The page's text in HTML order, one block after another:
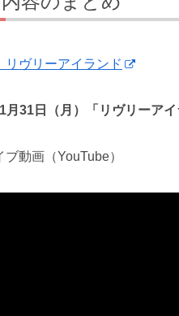
リヴリーアイランド
月31日（月）「リヴリーアイ
動画（YouTube）